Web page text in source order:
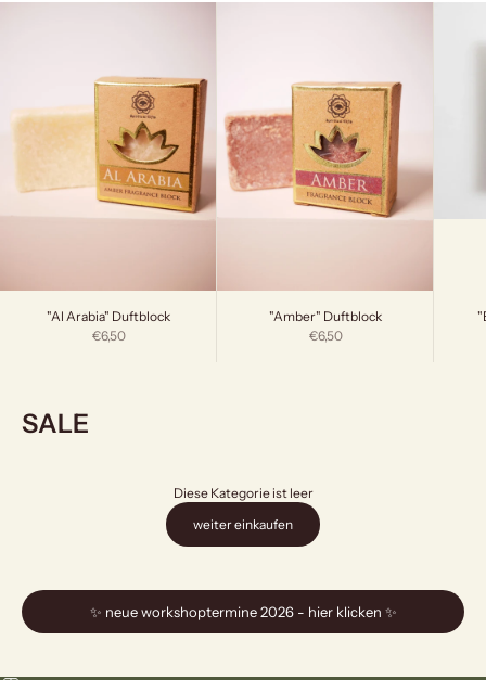
"Al Arabia" Duftblock
Angebot
€6,50
"Amber" Duftblock
Angebot
€6,50
SALE
Diese Kategorie ist leer
weiter einkaufen
✨ neue workshoptermine 2026 - hier klicken ✨